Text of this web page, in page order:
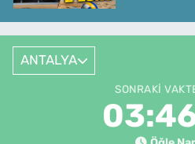
ANTALYA
SONRAKI